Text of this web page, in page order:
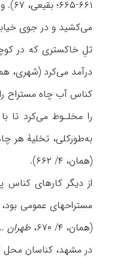
می‌کشید و در جوی
تلِ خاکستری که در
درآمد می‌کرد (شهری، همان، ۴/ ۶۶۵- ۶۶۸؛ بقیعی، همانجا؛ نیز نک‍ :
کناس آب چاه مستراح
به‌طورکلی، تخلیۀ هر
(همان، ۴/ ۶۶۲).
از دیگر کارهای
مستراحهای عمومی
(همان، ۴/ ۶۷۰،
طهران ...
در مشهد، کناسان محل